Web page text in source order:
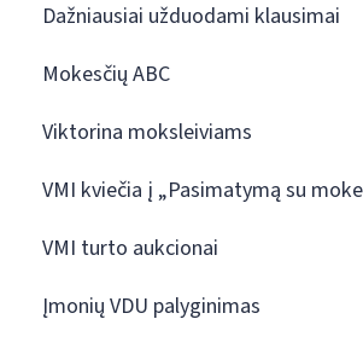
Dažniausiai užduodami klausimai
Mokesčių ABC
Viktorina moksleiviams
VMI kviečia į „Pasimatymą su
VMI turto aukcionai
Įmonių VDU palyginimas